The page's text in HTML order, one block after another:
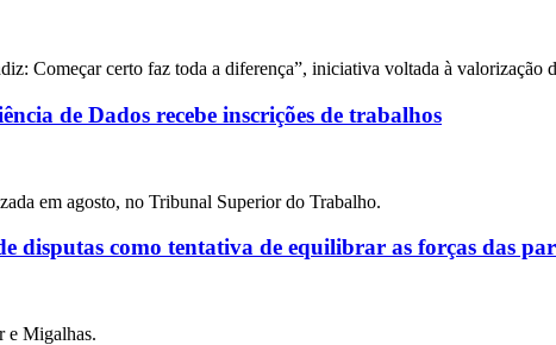
Começar certo faz toda a diferença”, iniciativa voltada à valorização
de Dados recebe inscrições de trabalhos
em agosto, no Tribunal Superior do Trabalho.
disputas como tentativa de equilibrar as forças das
e Migalhas.